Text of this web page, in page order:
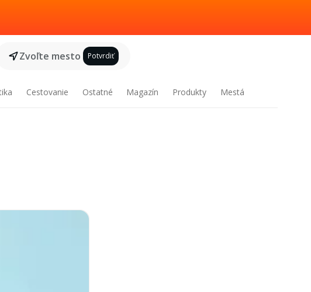
Zvoľte mesto Potvrdiť
Cestovanie Ostatné Magazín Produkty Mestá